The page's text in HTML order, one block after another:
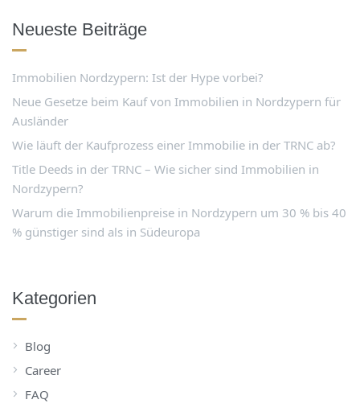
Neueste Beiträge
Immobilien Nordzypern: Ist der Hype vorbei?
Neue Gesetze beim Kauf von Immobilien in Nordzypern für
Ausländer
Wie läuft der Kaufprozess einer Immobilie in der TRNC ab?
Title Deeds in der TRNC – Wie sicher sind Immobilien in
Nordzypern?
Warum die Immobilienpreise in Nordzypern um 30 % bis 40
% günstiger sind als in Südeuropa
Kategorien
Blog
Career
FAQ